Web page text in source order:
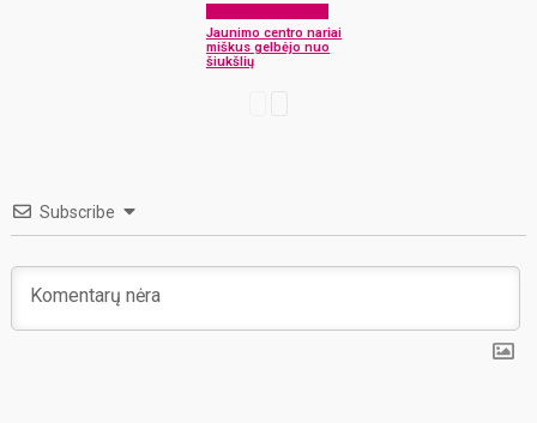
Jaunimo centro nariai
miškus gelbėjo nuo
šiukšlių
Subscribe